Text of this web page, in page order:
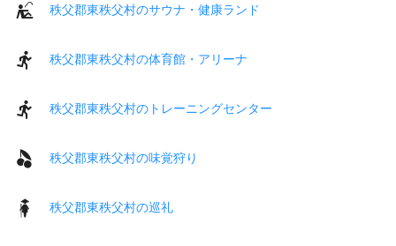
秩父郡東秩父村のサウナ・健康ランド
秩父郡東秩父村の体育館・アリーナ
秩父郡東秩父村のトレーニングセンター
秩父郡東秩父村の味覚狩り
秩父郡東秩父村の巡礼